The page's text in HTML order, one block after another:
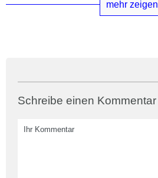
mehr zeigen
Schreibe einen Kommentar